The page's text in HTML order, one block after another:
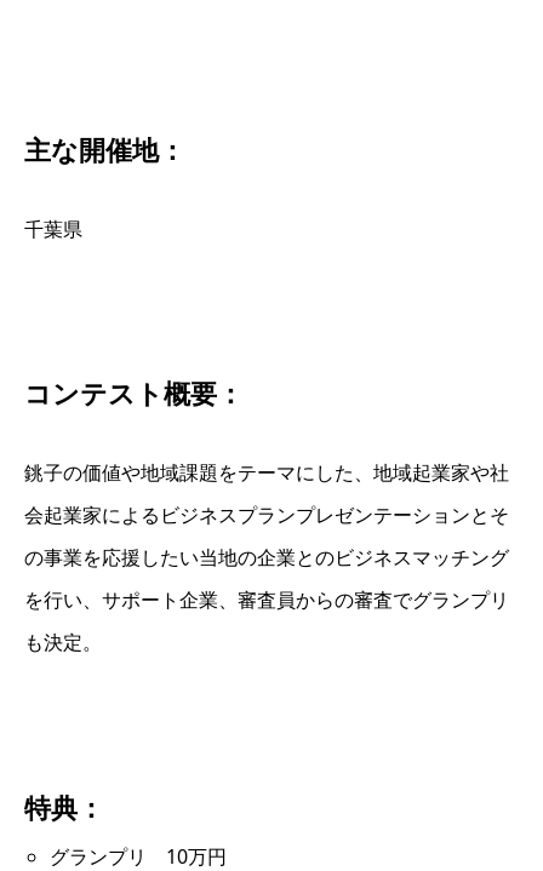
主な開催地：
千葉県
コンテスト概要：
銚子の価値や地域課題をテーマにした、地域起業家や社
会起業家によるビジネスプランプレゼンテーションとそ
の事業を応援したい当地の企業とのビジネスマッチング
を行い、サポート企業、審査員からの審査でグランプリ
も決定。
特典：
グランプリ 10万円